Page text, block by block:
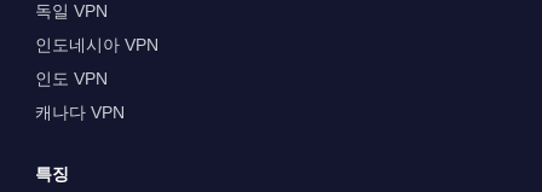
독일 VPN
인도네시아 VPN
인도 VPN
캐나다 VPN
특징